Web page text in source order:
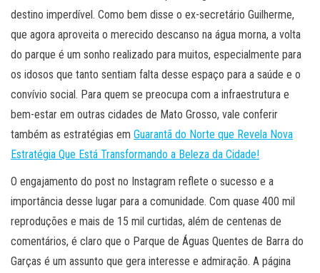
destino imperdível. Como bem disse o ex-secretário Guilherme,
que agora aproveita o merecido descanso na água morna, a volta
do parque é um sonho realizado para muitos, especialmente para
os idosos que tanto sentiam falta desse espaço para a saúde e o
convívio social. Para quem se preocupa com a infraestrutura e
bem-estar em outras cidades de Mato Grosso, vale conferir
também as estratégias em Guarantã do Norte que Revela Nova
Estratégia Que Está Transformando a Beleza da Cidade!
O engajamento do post no Instagram reflete o sucesso e a
importância desse lugar para a comunidade. Com quase 400 mil
reproduções e mais de 15 mil curtidas, além de centenas de
comentários, é claro que o Parque de Águas Quentes de Barra do
Garças é um assunto que gera interesse e admiração. A página